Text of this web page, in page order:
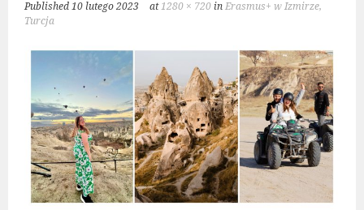
Published10 lutego 2023 at1280 × 720 inErasmus+ w Izmirze,
Turcja